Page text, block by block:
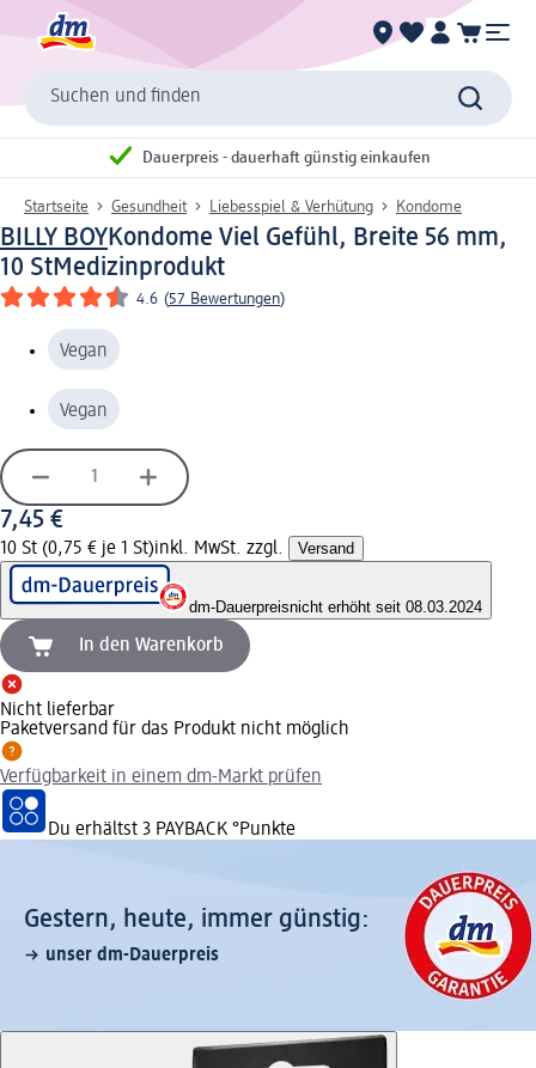
Suchen und finden
Dauerpreis - dauerhaft günstig einkaufen
Startseite Gesundheit Liebesspiel & Verhütung Kondome
BILLY BOYKondome Viel Gefühl, Breite 56 mm,
10 StMedizinprodukt
4.6 (57 Bewertungen)
Vegan
Vegan
7,45 €
10 St (0,75 € je 1 St)inkl. MwSt. zzgl. Versand
dm-Dauerpreisnicht erhöht seit 08.03.2024
In den Warenkorb
Nicht lieferbar
Paketversand für das Produkt nicht möglich
Verfügbarkeit in einem dm-Markt prüfen
Du erhältst 3 PAYBACK °Punkte
Gestern, heute, immer günstig:
unser dm-Dauerpreis